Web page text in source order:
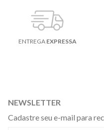
ENTREGA EXPRESSA
NEWSLETTER
Cadastre seu e-mail para